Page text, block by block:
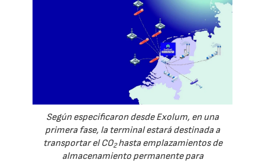
Según especificaron desde Exolum, en una
primera fase, la terminal estará destinada a
transportar el CO2hasta emplazamientos de
almacenamiento permanente para